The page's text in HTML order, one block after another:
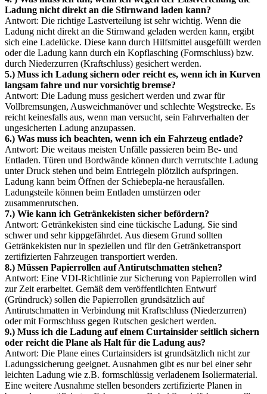
Ladung nicht direkt an die Stirnwand laden kann?
Antwort: Die richtige Lastverteilung ist sehr wichtig. Wenn die
Ladung nicht direkt an die Stirnwand geladen werden kann, ergibt
sich eine Ladelücke. Diese kann durch Hilfsmittel ausgefüllt werden
oder die Ladung kann durch ein Kopflasching (Formschluss) bzw.
durch Niederzurren (Kraftschluss) gesichert werden.
5.) Muss ich Ladung sichern oder reicht es, wenn ich in Kurven
langsam fahre und nur vorsichtig bremse?
Antwort: Die Ladung muss gesichert werden und zwar für
Vollbremsungen, Ausweichmanöver und schlechte Wegstrecke. Es
reicht keinesfalls aus, wenn man versucht, sein Fahrverhalten der
ungesicherten Ladung anzupassen.
6.) Was muss ich beachten, wenn ich ein Fahrzeug entlade?
Antwort: Die weitaus meisten Unfälle passieren beim Be- und
Entladen. Türen und Bordwände können durch verrutschte Ladung
unter Druck stehen und beim Entriegeln plötzlich aufspringen.
Ladung kann beim Öffnen der Schiebepla-ne herausfallen.
Ladungsteile können beim Entladen umstürzen oder
zusammenrutschen.
7.) Wie kann ich Getränkekisten sicher befördern?
Antwort: Getränkekisten sind eine tückische Ladung. Sie sind
schwer und sehr kippgefährdet. Aus diesem Grund sollten
Getränkekisten nur in speziellen und für den Getränketransport
zertifizierten Fahrzeugen transportiert werden.
8.) Müssen Papierrollen auf Antirutschmatten stehen?
Antwort: Eine VDI-Richtlinie zur Sicherung von Papierrollen wird
zur Zeit erarbeitet. Gemäß dem veröffentlichten Entwurf
(Gründruck) sollen die Papierrollen grundsätzlich auf
Antirutschmatten in Verbindung mit Kraftschluss (Niederzurren)
oder mit Formschluss gegen Rutschen gesichert werden.
9.) Muss ich die Ladung auf einem Curtainsider seitlich sichern
oder reicht die Plane als Halt für die Ladung aus?
Antwort: Die Plane eines Curtainsiders ist grundsätzlich nicht zur
Ladungssicherung geeignet. Ausnahmen gibt es nur bei einer sehr
leichten Ladung wie z.B. formschlüssig verladenem Isoliermaterial.
Eine weitere Ausnahme stellen besonders zertifizierte Planen in